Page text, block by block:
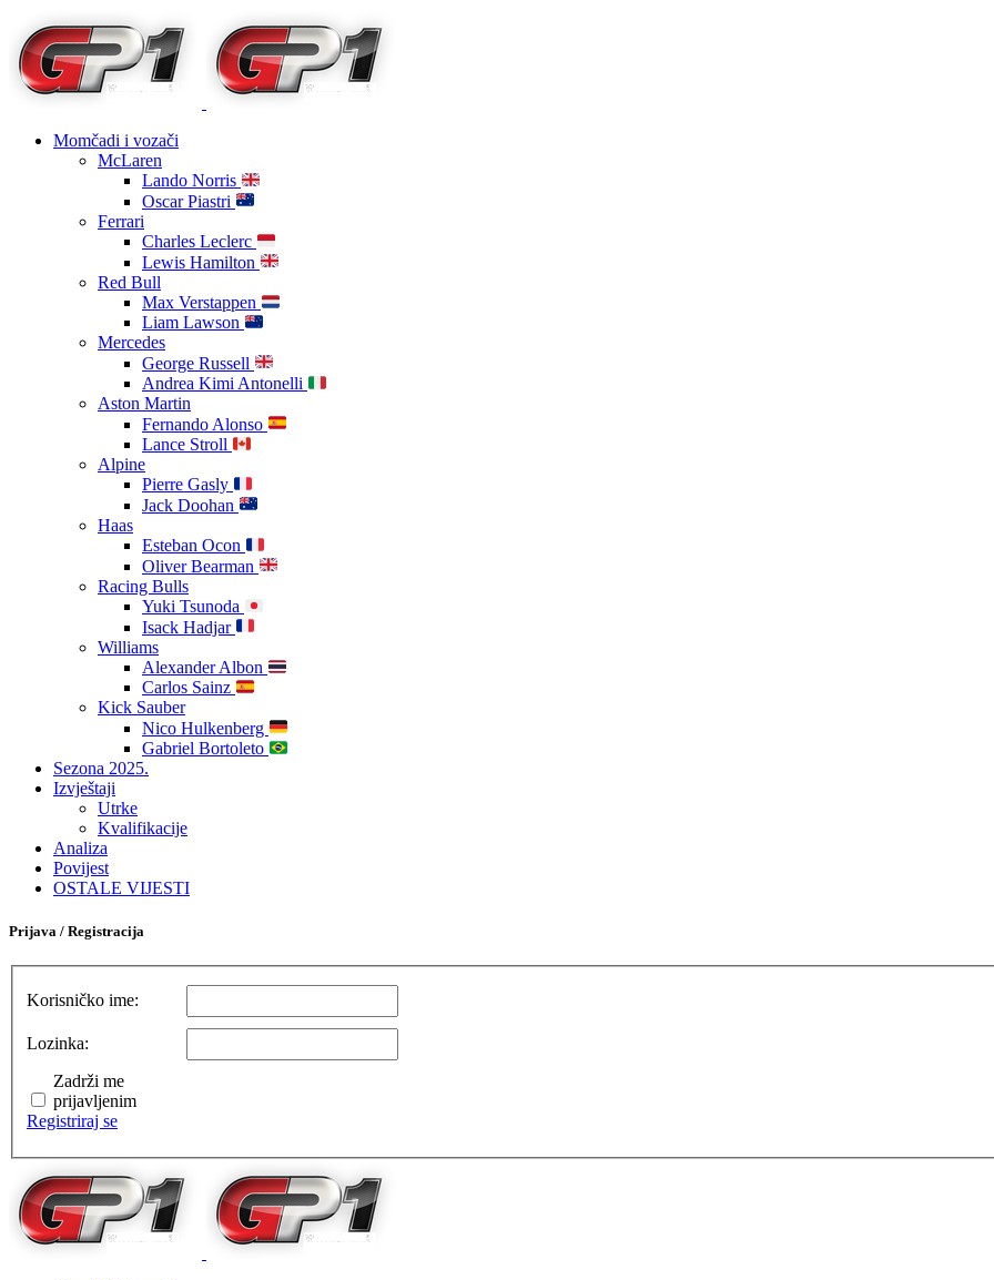
Momčadi i vozači
McLaren
Lando Norris
Oscar Piastri
Ferrari
Charles Leclerc
Lewis Hamilton
Red Bull
Max Verstappen
Liam Lawson
Mercedes
George Russell
Andrea Kimi Antonelli
Aston Martin
Fernando Alonso
Lance Stroll
Alpine
Pierre Gasly
Jack Doohan
Haas
Esteban Ocon
Oliver Bearman
Racing Bulls
Yuki Tsunoda
Isack Hadjar
Williams
Alexander Albon
Carlos Sainz
Kick Sauber
Nico Hulkenberg
Gabriel Bortoleto
Sezona 2025.
Izvještaji
Utrke
Kvalifikacije
Analiza
Povijest
OSTALE VIJESTI
Prijava / Registracija
Korisničko ime:
Lozinka:
Zadrži me
prijavljenim
Registriraj se